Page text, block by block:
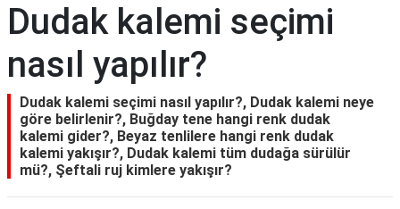
Dudak kalemi seçimi
nasıl yapılır?
Dudak kalemi seçimi nasıl yapılır?, Dudak kalemi neye
göre belirlenir?, Buğday tene hangi renk dudak
kalemi gider?, Beyaz tenlilere hangi renk dudak
kalemi yakışır?, Dudak kalemi tüm dudağa sürülür
mü?, Şeftali ruj kimlere yakışır?